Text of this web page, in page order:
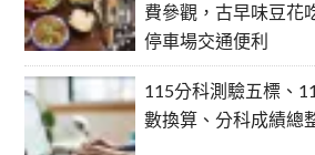
費參觀，古早味豆花
停車場交通便利
115分科測驗五標、
數換算、分科成績總